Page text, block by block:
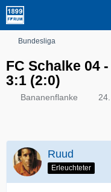
Bundesliga
FC Schalke 04
3:1 (2:0)
Bananenflanke
Ruud
Erleuchteter